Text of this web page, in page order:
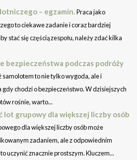
– egzamin. Praca jako
to ciekawe zadanie i coraz bardziej
stać się częścią zespołu, należy zdać kilka
bezpieczeństwa podczas podróży
samolotem to nie tylko wygoda, ale i
gdy chodzi o bezpieczeństwo. W dzisiejszych
rośnie, warto...
lot grupowy dla większej liczby osób
dla większej liczby osób może
zadaniem, ale z odpowiednim
uczynić znacznie prostszym. Kluczem...